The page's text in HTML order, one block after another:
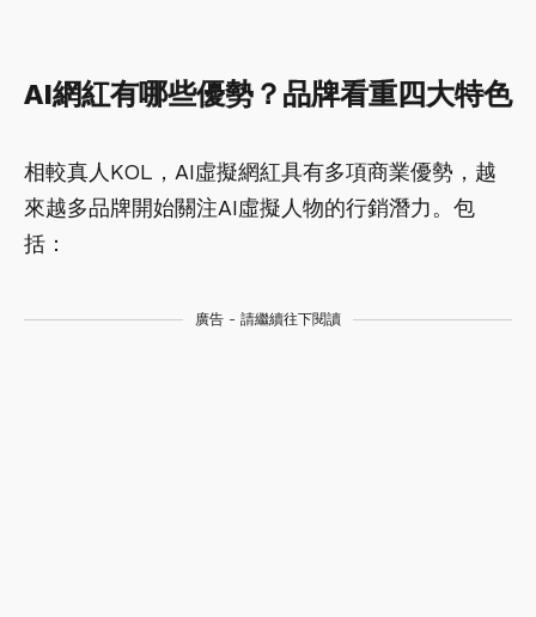
AI網紅有哪些優勢？品牌看重四大特色
相較真人KOL，AI虛擬網紅具有多項商業優勢，越
來越多品牌開始關注AI虛擬人物的行銷潛力。包
括：
廣告 - 請繼續往下閱讀